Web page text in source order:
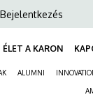
Anonim
fiók
Bejelentkezés
ÉLET A KARON
ALUMNI